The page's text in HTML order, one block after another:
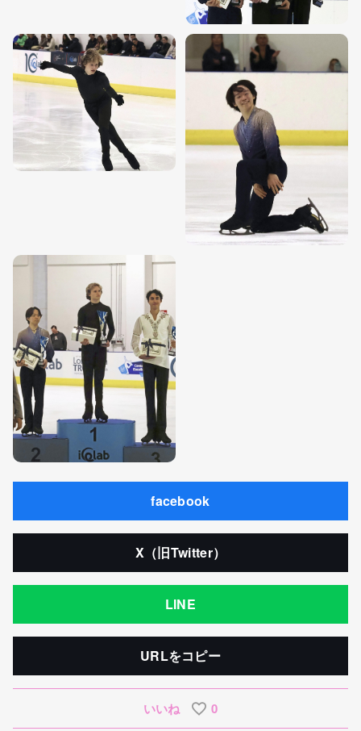
facebook
X（旧Twitter）
LINE
URLをコピー
いいね 0